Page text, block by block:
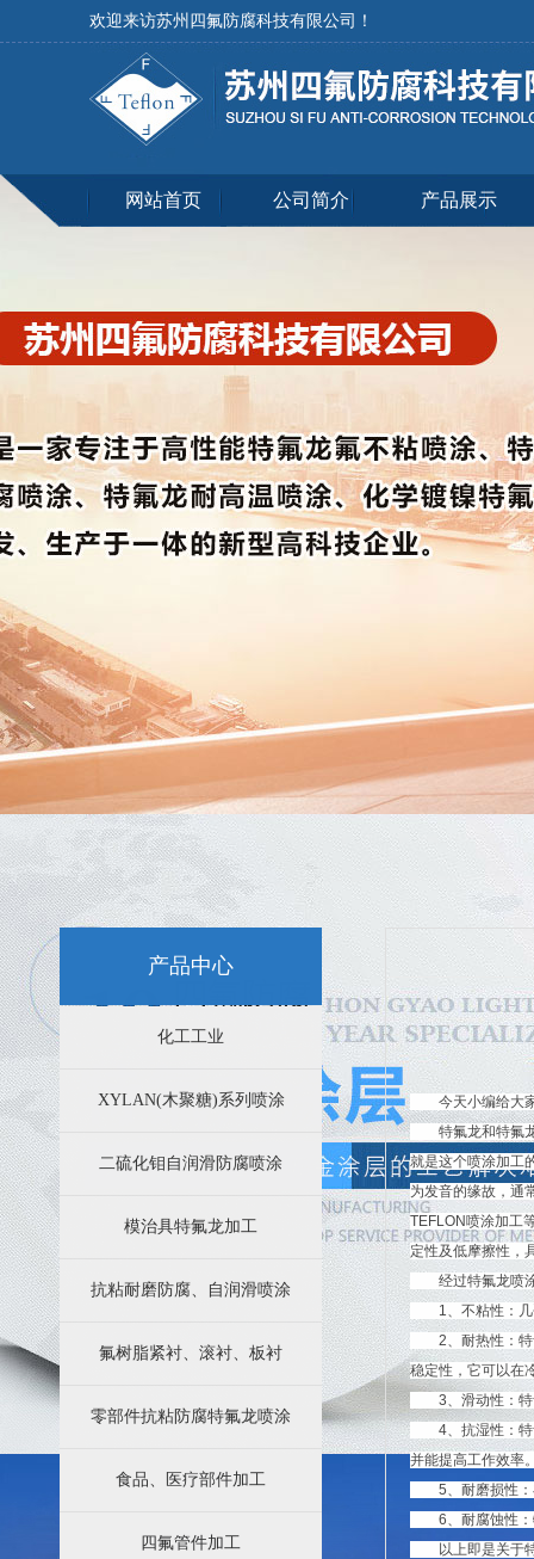
欢迎来访苏州四氟防腐科技有限公司！
网站首页 公司简介 产品展示
新闻资讯： 特氟龙喷涂-选择苏州四氟防腐科技
苏州特氟龙喷涂后表面容易脱皮是怎么回事？
苏州特氟龙喷涂后的不粘性能分析
苏州特氟龙喷涂效果的影响因素
苏州四氟防腐科技有限公司业务简介
特氟龙涂层加工效果好的效果主要因素都有哪些方面
产品中心
化工工业
XYLAN(木聚糖)系列喷涂
二硫化钼自润滑防腐喷涂
模治具特氟龙加工
抗粘耐磨防腐、自润滑喷涂
氟树脂紧衬、滚衬、板衬
零部件抗粘防腐特氟龙喷涂
食品、医疗部件加工
四氟管件加工
今天小编给大
特氟龙和特氟龙
就是这个喷涂加工
为发音的缘故，通
TEFLON喷涂加工
定性及低摩擦性，
经过特氟龙喷涂
1、不粘性：几
2、耐热性：特
稳定性，它可以在
3、滑动性：特
4、抗湿性：特
并能提高工作效率
5、耐磨损性：
6、耐腐蚀性：
以上即是关于